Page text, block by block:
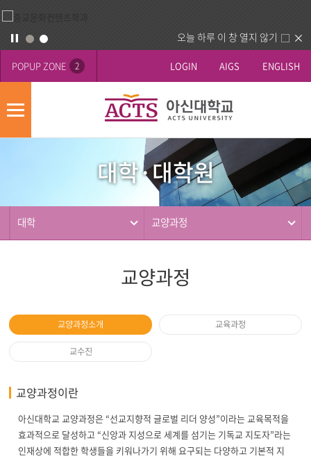
오늘 하루 이 창 열지 않기
POPUP ZONE 2 LOGIN AIGS ENGLISH
모
대학·대학원
대학 교양과정
교양과정
교양과정소개 교육과정
교수진
교양과정이란
아신대학교 교양과정은 “선교지향적 글로벌 리더 양성”이라는 교육목적을
효과적으로 달성하고 “신앙과 지성으로 세계를 섬기는 기독교 지도자”라는
인재상에 적합한 학생들을 키워나가기 위해 요구되는 다양하고 기본적 지